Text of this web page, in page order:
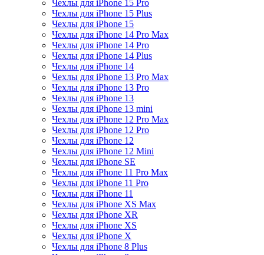
Чехлы для iPhone 15 Pro
Чехлы для iPhone 15 Plus
Чехлы для iPhone 15
Чехлы для iPhone 14 Pro Max
Чехлы для iPhone 14 Pro
Чехлы для iPhone 14 Plus
Чехлы для iPhone 14
Чехлы для iPhone 13 Pro Max
Чехлы для iPhone 13 Pro
Чехлы для iPhone 13
Чехлы для iPhone 13 mini
Чехлы для iPhone 12 Pro Max
Чехлы для iPhone 12 Pro
Чехлы для iPhone 12
Чехлы для iPhone 12 Mini
Чехлы для iPhone SE
Чехлы для iPhone 11 Pro Max
Чехлы для iPhone 11 Pro
Чехлы для iPhone 11
Чехлы для iPhone XS Max
Чехлы для iPhone XR
Чехлы для iPhone XS
Чехлы для iPhone X
Чехлы для iPhone 8 Plus